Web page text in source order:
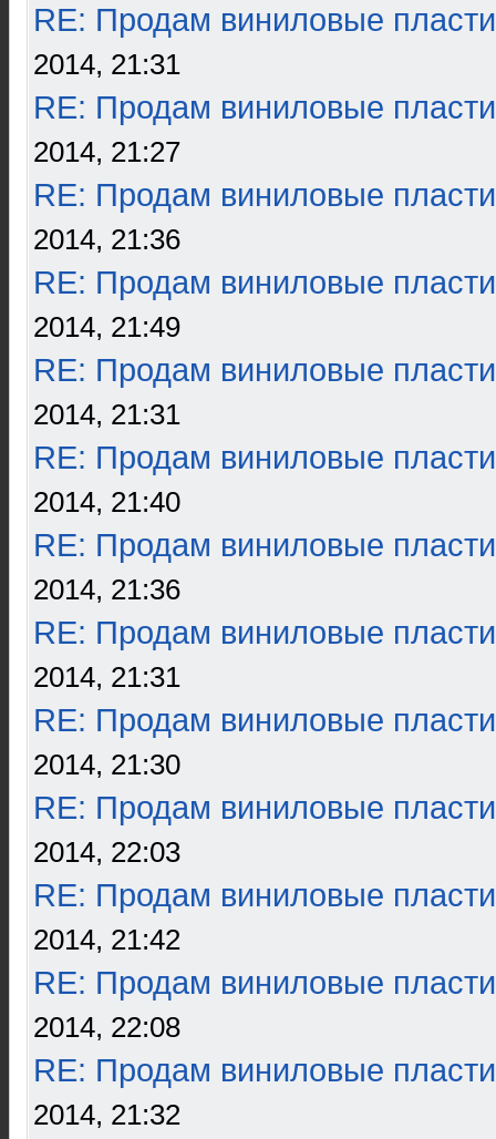
RE: Продам виниловые
2014, 21:31
RE: Продам виниловые
2014, 21:27
RE: Продам виниловые
2014, 21:36
RE: Продам виниловые
2014, 21:49
RE: Продам виниловые
2014, 21:31
RE: Продам виниловые
2014, 21:40
RE: Продам виниловые
2014, 21:36
RE: Продам виниловые
2014, 21:31
RE: Продам виниловые
2014, 21:30
RE: Продам виниловые
2014, 22:03
RE: Продам виниловые
2014, 21:42
RE: Продам виниловые
2014, 22:08
RE: Продам виниловые
2014, 21:32